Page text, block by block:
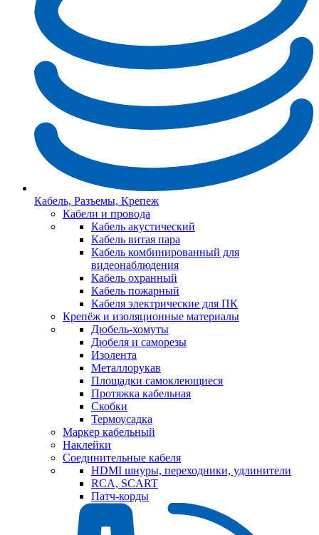
Кабель, Разъемы, Крепеж
Кабели и провода
Кабель акустический
Кабель витая пара
Кабель комбинированный для
видеонаблюдения
Кабель охранный
Кабель пожарный
Кабеля электрические для ПК
Крепёж и изоляционные материалы
Дюбель-хомуты
Дюбеля и саморезы
Изолента
Металлорукав
Площадки самоклеющиеся
Протяжка кабельная
Скобки
Термоусадка
Маркер кабельный
Наклейки
Соединительные кабеля
HDMI шнуры, переходники, удлинители
RCA, SCART
Патч-корды